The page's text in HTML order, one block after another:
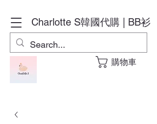
Charlotte S韓國代購 | BB衫
購物車